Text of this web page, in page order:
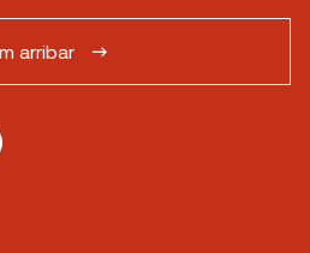
arribar